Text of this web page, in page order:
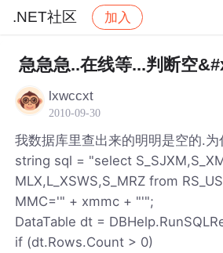
.NET社区 加入
社区 .NET社区 帖子详情
急急急..在线等...判断空
lxwccxt
2010-09-30
我数据库里查出来的明明是空的.
string sql = "select
MLX,L_XSWS,S_MRZ from
MMC='" + xmmc + "'";
DataTable dt =
if (dt.Rows.Count > 0)